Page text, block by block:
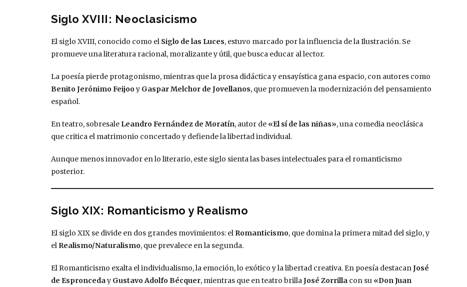
Siglo XVIII: Neoclasicismo
El siglo XVIII, conocido como el Siglo de las Luces, estuvo marcado por la influencia de la Ilustración. Se
promueve una literatura racional, moralizante y útil, que busca educar al lector.
La poesía pierde protagonismo, mientras que la prosa didáctica y ensayística gana espacio, con autores como
Benito Jerónimo Feijooy Gaspar Melchor de Jovellanos, que promueven la modernización del pensamiento
español.
En teatro, sobresale Leandro Fernández de Moratín, autor de «El sí de las niñas», una comedia neoclásica
que critica el matrimonio concertado y defiende la libertad individual.
Aunque menos innovador en lo literario, este siglo sienta las bases intelectuales para el romanticismo
posterior.
Siglo XIX: Romanticismo y Realismo
El siglo XIX se divide en dos grandes movimientos: el Romanticismo, que domina la primera mitad del siglo, y
el Realismo/Naturalismo, que prevalece en la segunda.
El Romanticismo exalta el individualismo, la emoción, lo exótico y la libertad creativa. En poesía destacanJosé
de Espronceday Gustavo Adolfo Bécquer, mientras que en teatro brillaJosé Zorrilla con su «Don Juan